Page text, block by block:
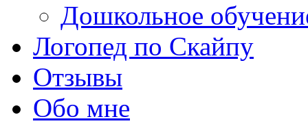
Дошкольное
Логопед по Скайпу
Отзывы
Обо мне